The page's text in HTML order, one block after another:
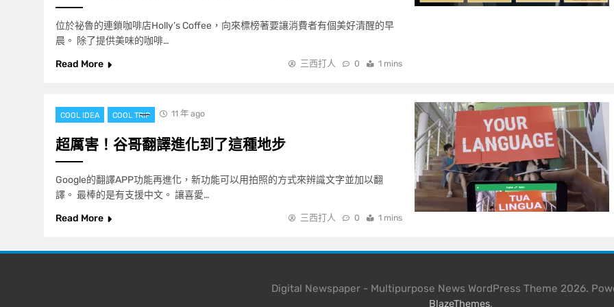
位於祕魯的連鎖咖啡店Holly’s Coffee，向來標榜著要讓消費者有個美好清醒的早
晨。 除了提供美味的咖啡…
Read More
三西打人 0 1 mins
COOL IDEA COOL TRIP 11 年 ago
超厲害！谷哥翻譯進化到了這種地步
Google的翻譯APP功能再進化，新功能可以用拍照的方式來辨識文字並加以翻
譯。 最棒的是有支援中文。 讓喜愛…
Read More
三西打人 0 1 mins
Digital Newspaper - Multipurpose News WordPress Theme 2026.
BlazeThemes.